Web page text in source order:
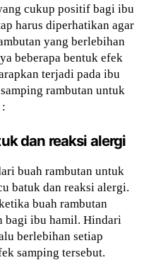
cukup positif bagi ibu
harus diperhatikan agar
yang berlebihan
beberapa bentuk efek
terjadi pada ibu
rambutan untuk
dan reaksi alergi
buah rambutan untuk
batuk dan reaksi alergi.
buah rambutan
bagi ibu hamil. Hindari
berlebihan setiap
samping tersebut.